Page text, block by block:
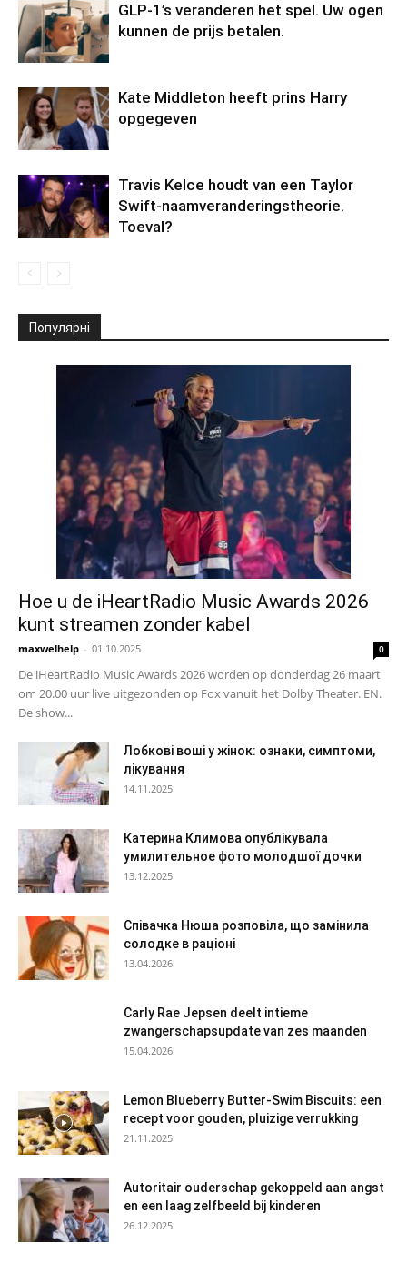
GLP-1’s veranderen het spel. Uw ogen
kunnen de prijs betalen.
Kate Middleton heeft prins Harry
opgegeven
Travis Kelce houdt van een Taylor
Swift-naamveranderingstheorie.
Toeval?
Популярні
Hoe u de iHeartRadio Music Awards 2026
kunt streamen zonder kabel
maxwelhelp - 01.10.2025 0
De iHeartRadio Music Awards 2026 worden op donderdag 26 maart
om 20.00 uur live uitgezonden op Fox vanuit het Dolby Theater. EN.
De show...
Лобкові воші у жінок: ознаки, симптоми,
лікування
14.11.2025
Катерина Климова опублікувала
умилительное фото молодшої дочки
13.12.2025
Співачка Нюша розповіла, що замінила
солодке в раціоні
13.04.2026
Carly Rae Jepsen deelt intieme
zwangerschapsupdate van zes maanden
15.04.2026
Lemon Blueberry Butter-Swim Biscuits: een
recept voor gouden, pluizige verrukking
21.11.2025
Autoritair ouderschap gekoppeld aan angst
en een laag zelfbeeld bij kinderen
26.12.2025